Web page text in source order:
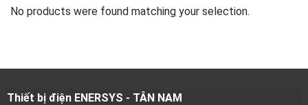
No products were found matching your selection.
Thiết bị điện ENERSYS - TÂN NAM